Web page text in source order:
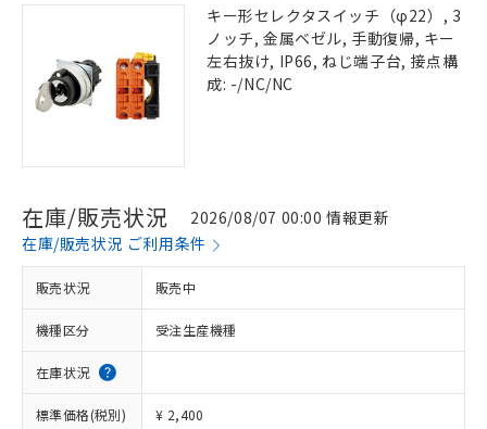
キー形セレクタスイッチ（φ22）, 3
ノッチ, 金属ベゼル, 手動復帰, キー
左右抜け, IP66, ねじ端子台, 接点構
成: -/NC/NC
在庫/販売状況
2026/08/07 00:00 情報更新
在庫/販売状況 ご利用条件
販売状況 販売中
機種区分 受注生産機種
在庫状況
標準価格(税別) ¥ 2,400